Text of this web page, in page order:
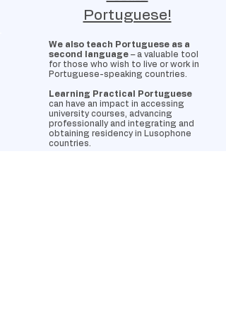
Portuguese!
We also teach Portuguese as a
second language – a valuable tool
for those who wish to live or work in
Portuguese-speaking countries.
Learning Practical Portuguese
can have an impact in accessing
university courses, advancing
professionally and integrating and
obtaining residency in Lusophone
countries.